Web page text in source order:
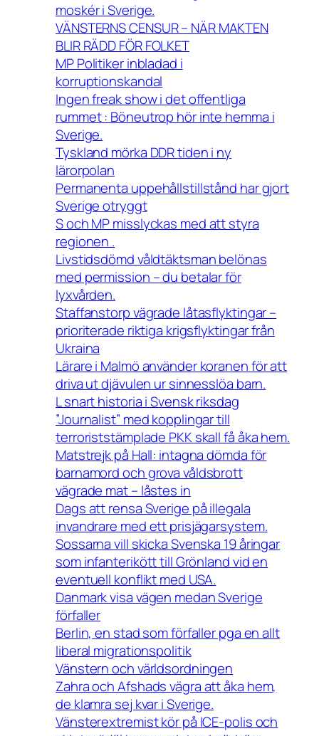
moskér i Sverige.
VÄNSTERNS CENSUR – NÄR MAKTEN
BLIR RÄDD FÖR FOLKET
MP Politiker inbladad i
korruptionskandal
Ingen freak show i det offentliga
rummet : Böneutrop hör inte hemma i
Sverige.
Tyskland mörka DDR tiden i ny
lärorpolan
Permanenta uppehållstillstånd har gjort
Sverige otryggt
S och MP misslyckas med att styra
regionen .
Livstidsdömd våldtäktsman belönas
med permission – du betalar för
lyxvården.
Staffanstorp vägrade låtasflyktingar –
prioriterade riktiga krigsflyktingar från
Ukraina
Lärare i Malmö använder koranen för att
driva ut djävulen ur sinnesslöa barn.
L snart historia i Svensk riksdag
”Journalist” med kopplingar till
terroriststämplade PKK skall få åka hem.
Matstrejk på Hall: intagna dömda för
barnamord och grova våldsbrott
vägrade mat – låstes in
Dags att rensa Sverige på illegala
invandrare med ett prisjägarsystem.
Sossarna vill skicka Svenska 19 åringar
som infanterikött till Grönland vid en
eventuell konflikt med USA.
Danmark visa vägen medan Sverige
förfaller
Berlin, en stad som förfaller pga en allt
liberal migrationspolitik
Vänstern och världsordningen
Zahra och Afshads vägra att åka hem,
de klamra sej kvar i Sverige.
Vänsterextremist kör på ICE-polis och